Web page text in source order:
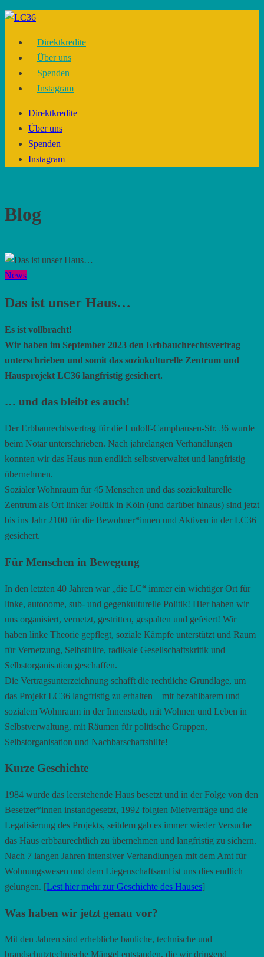
Skip
content
Direktkredite
Über uns
Spenden
Instagram
Direktkredite
Über uns
Spenden
Instagram
Blog
News
Das ist unser Haus…
Es ist vollbracht!
Wir haben im September 2023 den Erbbauchrechtsvertrag
unterschrieben und somit das soziokulturelle Zentrum und
Hausprojekt LC36 langfristig gesichert.
… und das bleibt es auch!
Der Erbbaurechtsvertrag für die Ludolf-Camphausen-Str. 36 wurde
beim Notar unterschrieben. Nach jahrelangen Verhandlungen
konnten wir das Haus nun endlich selbstverwaltet und langfristig
übernehmen.
Sozialer Wohnraum für 45 Menschen und das soziokulturelle
Zentrum als Ort linker Politik in Köln (und darüber hinaus) sind jetzt
bis ins Jahr 2100 für die Bewohner*innen und Aktiven in der LC36
gesichert.
Für Menschen in Bewegung
In den letzten 40 Jahren war „die LC“ immer ein wichtiger Ort für
linke, autonome, sub- und gegenkulturelle Politik! Hier haben wir
uns organisiert, vernetzt, gestritten, gespalten und gefeiert! Wir
haben linke Theorie gepflegt, soziale Kämpfe unterstützt und Raum
für Vernetzung, Selbsthilfe, radikale Gesellschaftskritik und
Selbstorganisation geschaffen.
Die Vertragsunterzeichnung schafft die rechtliche Grundlage, um
das Projekt LC36 langfristig zu erhalten – mit bezahlbarem und
sozialem Wohnraum in der Innenstadt, mit Wohnen und Leben in
Selbstverwaltung, mit Räumen für politische Gruppen,
Selbstorganisation und Nachbarschaftshilfe!
Kurze Geschichte
1984 wurde das leerstehende Haus besetzt und in der Folge von den
Besetzer*innen instandgesetzt, 1992 folgten Mietverträge und die
Legalisierung des Projekts, seitdem gab es immer wieder Versuche
das Haus erbbaurechtlich zu übernehmen und langfristig zu sichern.
Nach 7 langen Jahren intensiver Verhandlungen mit dem Amt für
Wohnungswesen und dem Liegenschaftsamt ist uns dies endlich
gelungen. [Lest hier mehr zur Geschichte des Hauses]
Was haben wir jetzt genau vor?
Mit den Jahren sind erhebliche bauliche, technische und
brandschutztechnische Mängel entstanden, die wir dringend